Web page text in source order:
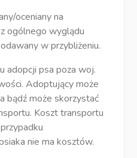
oceniany na
ogólnego wyglądu
w przybliżeniu.
adopcji psa poza woj.
Adoptujący może
bądź może skorzystać
Koszt transportu
nie ma kosztów.